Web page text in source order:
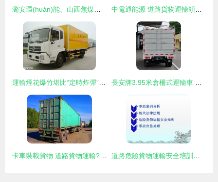
潞安環(huán)能、山西焦煤、淮北礦業(yè) 三大焦煤巨頭盈利能力深度解析 中電通能源 道路貨物運輸領域的綠色先行者
運輸煙花爆竹堪比“定時炸彈” 道路貨物運輸?shù)募毠?jié)與謹慎 長安牌3.95米倉柵式運輸車 高效靈活的短途物流解決方案
卡車裝載貨物 道路貨物運輸?shù)暮诵沫h(huán)節(jié)與優(yōu)化策略 道路危險貨物運輸安全培訓要點